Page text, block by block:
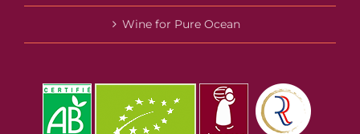
Wine for Pure Ocean